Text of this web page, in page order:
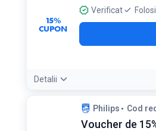
15%
CUPON
Verificat
Detalii
Cuponul se aplică pentru o
Philips Cod
Voucher de